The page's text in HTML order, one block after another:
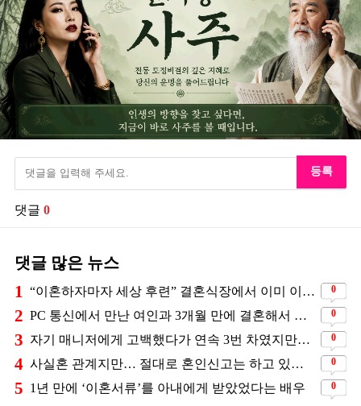
등록
댓글 0
댓글 많은 뉴스
1 “이혼하자마자 세상 후련” 결혼식장에서 이미 이혼을 직감했었다는 배우 0
2 PC 통신에서 만난 여인과 3개월 만에 결혼해서 잘 살고 있는 배우 0
3 자기 매니저에게 고백했다가 연속 3번 차였지만… 결국 결혼에 성공한 배우 0
4 사실혼 관계지만… 절대로 혼인신고는 하고 있지 않다는 배우 0
5 1년 만에 ‘이혼서류’를 아내에게 받았었다는 배우 0